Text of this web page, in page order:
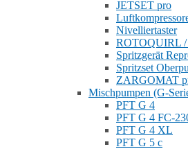
JETSET pro
Nivelliertaster
ROTOQUIRL
Spritzgerät
Spritzset
ZARGOMAT
Mischpumpen (G-
PFT G 4
PFT G 4 FC-
PFT G 4 XL
PFT G 5 c